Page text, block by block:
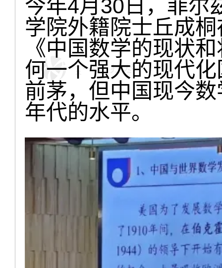
今年4月30日，菲尔
学院外籍院士丘成
《中国数学的现状
何一个强大的现代
前茅，但中国现今
年代的水平。